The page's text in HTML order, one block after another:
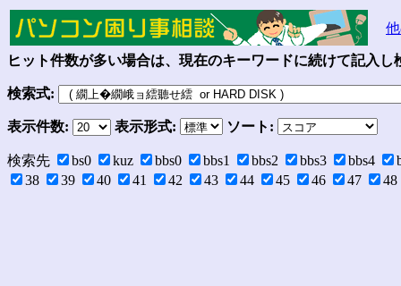
ヒット件数が多い場合は、現在のキーワードに続けて記入
検索式:
表示件数: 表示形式: ソート:
検索先 bs0 kuz bbs0 bbs1 bbs2 bbs3 bbs4
38
39 40 41 42 43 44 45 46 47 48